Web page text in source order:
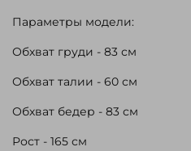
Параметры модели:
Обхват груди - 83 см
Обхват талии - 60 см
Обхват бедер - 83 см
Рост - 165 см